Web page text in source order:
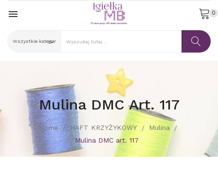
 0
Mulina DMC Art. 117
Home HAFT KRZYŻYKOWY
Mulina
Mulina DMC art. 117